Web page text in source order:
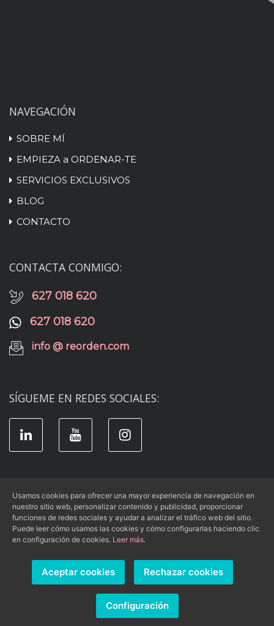
NAVEGACIÓN
SOBRE MÍ
EMPIEZA a ORDENAR-TE
SERVICIOS EXCLUSIVOS
BLOG
CONTACTO
CONTACTA CONMIGO:
627 018 620
627 018 620
info @ reorden.com
SÍGUEME EN REDES SOCIALES:
Aviso Legal | Condiciones de Uso |
Política de Privacidad | Política de Cookies
© 2026 -Re-Orden- Todos los derechos reservados.
Página web diseñada porIlustra Marketing, SL
Usamos cookies para ofrecer una mayor experiencia de navegación en
nuestro sitio web, personalizar contenido y publicidad, proporcionar
funciones de redes sociales y ayudar a analizar el tráfico web del sitio.
Puede leer cómo usamos las cookies y cómo configurarlas haciendo clic
en configuración de cookies. Leer más.
Aceptar cookies Rechazar cookies
Configuración